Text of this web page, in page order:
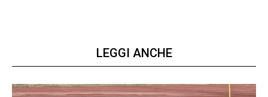
LEGGI ANCHE